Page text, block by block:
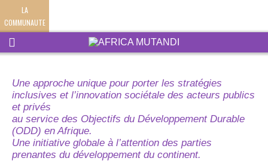
LA
COMMUNAUTE
Une approche unique pour porter les stratégies
inclusives et l’innovation sociétale des acteurs publics
et privés
au service des Objectifs du Développement Durable
(ODD) en Afrique.
Une initiative globale à l’attention des parties
prenantes du développement du continent.